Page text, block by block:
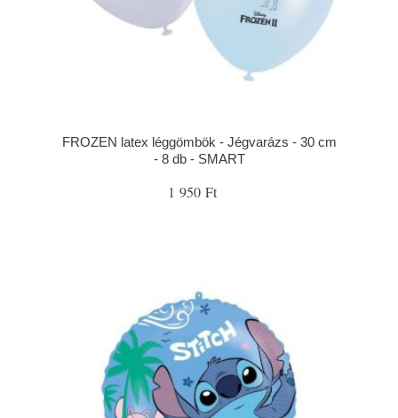
FROZEN latex léggömbök - Jégvarázs - 30 cm
- 8 db - SMART
1 950 Ft